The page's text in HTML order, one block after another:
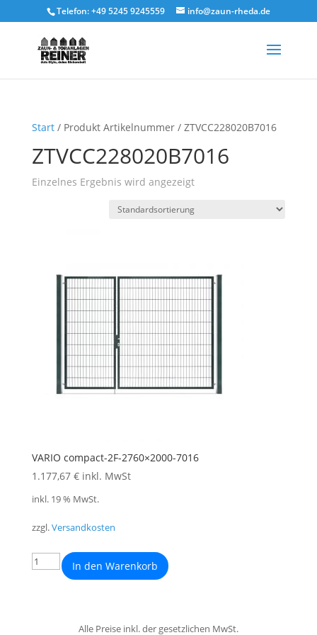
Telefon: +49 5245 9245559 info@zaun-rheda.de
Start/ Produkt Artikelnummer / ZTVCC228020B7016
ZTVCC228020B7016
Einzelnes Ergebnis wird angezeigt
VARIO compact-2F-2760×2000-7016
1.177,67 € inkl. MwSt
inkl. 19 % MwSt.
zzgl.Versandkosten
In den Warenkorb
Alle Preise inkl. der gesetzlichen MwSt.